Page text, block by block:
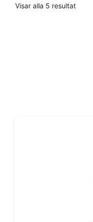
Visar alla 5 resultat